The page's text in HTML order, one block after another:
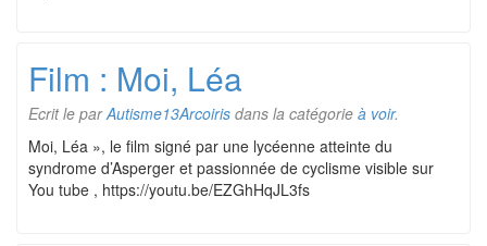
Film : Moi, Léa
Ecrit le parAutisme13Arcoiris dans la catégorie à voir.
Moi, Léa », le film signé par une lycéenne atteinte du
syndrome d’Asperger et passionnée de cyclisme visible sur
You tube , https://youtu.be/EZGhHqJL3fs